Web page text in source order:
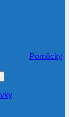
Pomôcky